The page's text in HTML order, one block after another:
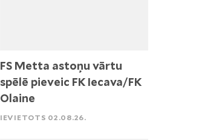
FS Metta astoņu vārtu
spēlē pieveic FK Iecava/FK
Olaine
IEVIETOTS 02.08.26.